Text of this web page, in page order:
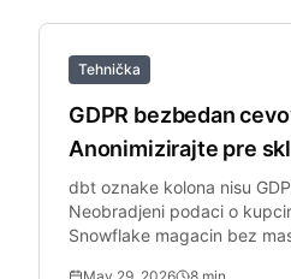
Tehnička
GDPR bezbedan
Anonimizirajte pre
dbt oznake kolona nisu
Neobradjeni podaci o
Snowflake magacin bez